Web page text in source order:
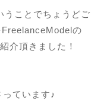
ことでちょうどご
の
介頂きました！
ています♪